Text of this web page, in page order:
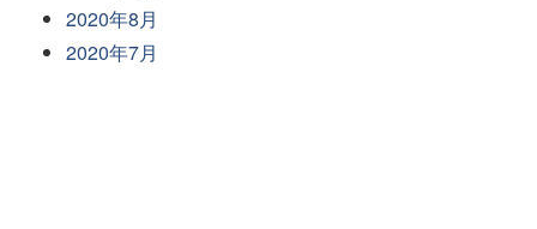
2020年8月
2020年7月